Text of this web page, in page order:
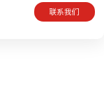
联系我们